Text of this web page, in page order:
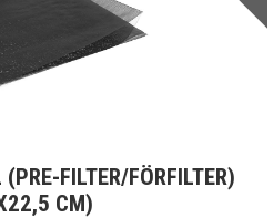
FILTER/FÖRFILTER)
CM)